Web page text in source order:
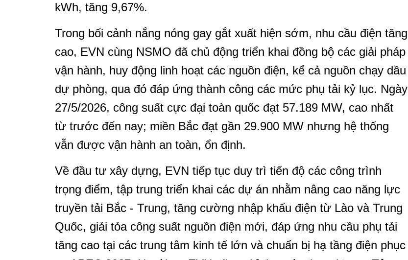
kWh, tăng 9,67%.
Trong bối cảnh nắng nóng gay gắt xuất hiện sớm, nhu cầu điện tăng
cao, EVN cùng NSMO đã chủ động triển khai đồng bộ các giải pháp
vận hành, huy động linh hoạt các nguồn điện, kể cả nguồn chạy dầu
dự phòng, qua đó đáp ứng thành công các mức phụ tải kỷ lục. Ngày
27/5/2026, công suất cực đại toàn quốc đạt 57.189 MW, cao nhất
từ trước đến nay; miền Bắc đạt gần 29.900 MW nhưng hệ thống
vẫn được vận hành an toàn, ổn định.
Về đầu tư xây dựng, EVN tiếp tục duy trì tiến độ các công trình
trọng điểm, tập trung triển khai các dự án nhằm nâng cao năng lực
truyền tải Bắc - Trung, tăng cường nhập khẩu điện từ Lào và Trung
Quốc, giải tỏa công suất nguồn điện mới, đáp ứng nhu cầu phụ tải
tăng cao tại các trung tâm kinh tế lớn và chuẩn bị hạ tầng điện phục